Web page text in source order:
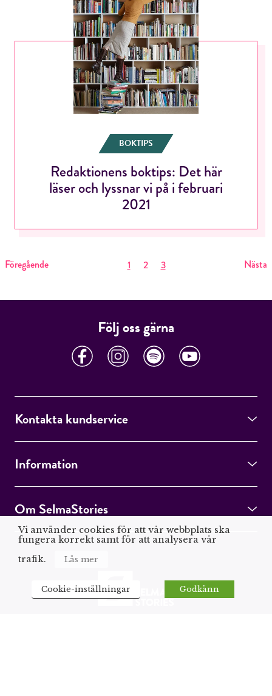
BOKTIPS
Redaktionens boktips: Det här
läser och lyssnar vi på i februari
2021
Föregående 1 2 3 Nästa
Följ oss gärna
Kontakta kundservice
Information
Om SelmaStories
Vi använder cookies för att vår webbplats ska
fungera korrekt samt för att analysera vår
trafik.
Läs mer
Cookie-inställningar Godkänn